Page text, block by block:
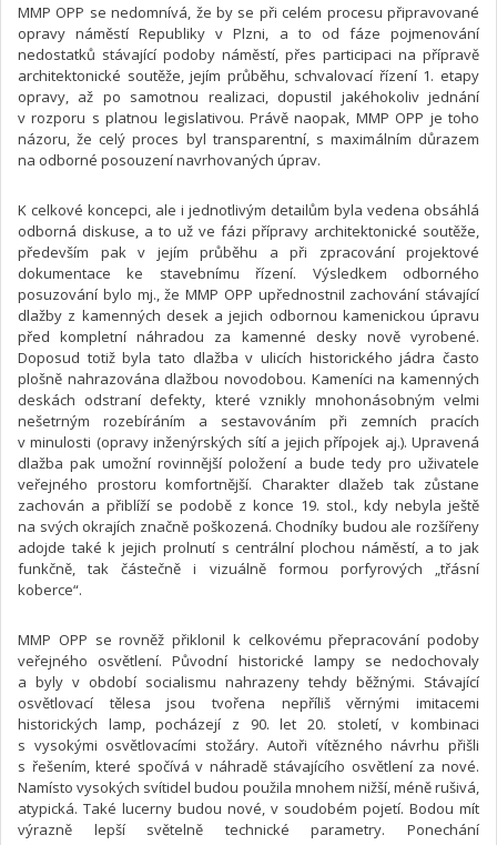
MMP OPP se nedomnívá, že by se při celém procesu připravované
opravy náměstí Republiky v Plzni, a to od fáze pojmenování
nedostatků stávající podoby náměstí, přes participaci na přípravě
architektonické soutěže, jejím průběhu, schvalovací řízení 1. etapy
opravy, až po samotnou realizaci, dopustil jakéhokoliv jednání
v rozporu s platnou legislativou. Právě naopak, MMP OPP je toho
názoru, že celý proces byl transparentní, s maximálním důrazem
na odborné posouzení navrhovaných úprav.
K celkové koncepci, ale i jednotlivým detailům byla vedena obsáhlá
odborná diskuse, a to už ve fázi přípravy architektonické soutěže,
především pak v jejím průběhu a při zpracování projektové
dokumentace ke stavebnímu řízení. Výsledkem odborného
posuzování bylo mj., že MMP OPP upřednostnil zachování stávající
dlažby z kamenných desek a jejich odbornou kamenickou úpravu
před kompletní náhradou za kamenné desky nově vyrobené.
Doposud totiž byla tato dlažba v ulicích historického jádra často
plošně nahrazována dlažbou novodobou. Kameníci na kamenných
deskách odstraní defekty, které vznikly mnohonásobným velmi
nešetrným rozebíráním a sestavováním při zemních pracích
v minulosti (opravy inženýrských sítí a jejich přípojek aj.). Upravená
dlažba pak umožní rovinnější položení a bude tedy pro uživatele
veřejného prostoru komfortnější. Charakter dlažeb tak zůstane
zachován a přiblíží se podobě z konce 19. stol., kdy nebyla ještě
na svých okrajích značně poškozená. Chodníky budou ale rozšířeny
adojde také k jejich prolnutí s centrální plochou náměstí, a to jak
funkčně, tak částečně i vizuálně formou porfyrových „třásní
koberce“.
MMP OPP se rovněž přiklonil k celkovému přepracování podoby
veřejného osvětlení. Původní historické lampy se nedochovaly
a byly v období socialismu nahrazeny tehdy běžnými. Stávající
osvětlovací tělesa jsou tvořena nepříliš věrnými imitacemi
historických lamp, pocházejí z 90. let 20. století, v kombinaci
s vysokými osvětlovacími stožáry. Autoři vítězného návrhu přišli
s řešením, které spočívá v náhradě stávajícího osvětlení za nové.
Namísto vysokých svítidel budou použila mnohem nižší, méně rušivá,
atypická. Také lucerny budou nové, v soudobém pojetí. Bodou mít
výrazně lepší světelně technické parametry. Ponechání